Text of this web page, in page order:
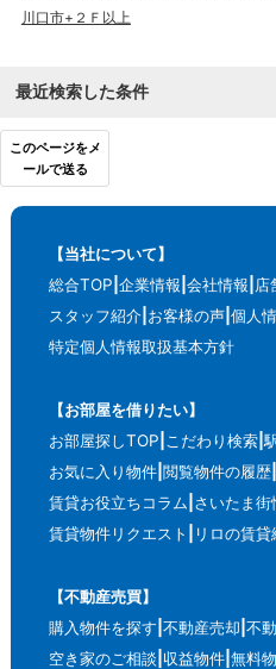
川口市+２Ｆ以上
最近検索した条件
このページをメ
ールで送る
【当社について】
総合TOP 企業情報 会社情報 店
スタッフ紹介 お客様の声 個人
特定個人情報取扱基本方針
【お部屋を借りたい】
お部屋探しTOP こだわり検索
お気に入り物件 閲覧物件の履歴
賃貸お役立ちコラム さいたま街
賃貸物件リクエスト
リロの賃貸
【不動産売買】
購入物件を探す 不動産売却 不
空き家のご相談 収益物件 無料